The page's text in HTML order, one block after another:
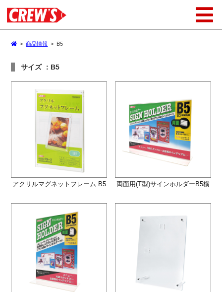
>商品情報 > B5
サイズ ：B5
アクリルマグネットフレーム B5 両面用(T型)サインホルダーB5横